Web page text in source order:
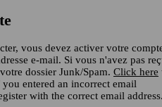
vous devez activer votre
e-mail. Si vous n'avez pas
dossier Junk/Spam. Click here
entered an incorrect email
with the correct email